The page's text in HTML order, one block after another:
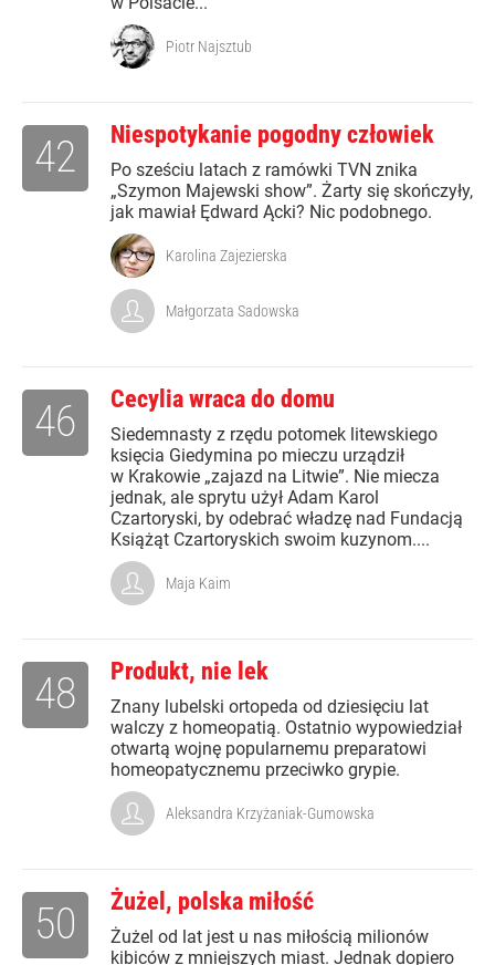
Piotr Najsztub
Niespotykanie pogodny człowiek
Po sześciu latach z ramówki TVN znika
„Szymon Majewski show”. Żarty się skończyły,
jak mawiał Ędward Ącki? Nic podobnego.
42
Karolina Zajezierska
Małgorzata Sadowska
Cecylia wraca do domu
Siedemnasty z rzędu potomek litewskiego
księcia Giedymina po mieczu urządził
w Krakowie „zajazd na Litwie”. Nie miecza
jednak, ale sprytu użył Adam Karol
Czartoryski, by odebrać władzę nad Fundacją
Książąt Czartoryskich swoim kuzynom....
46
Maja Kaim
Produkt, nie lek
Znany lubelski ortopeda od dziesięciu lat
walczy z homeopatią. Ostatnio wypowiedział
otwartą wojnę popularnemu preparatowi
homeopatycznemu przeciwko grypie.
48
Aleksandra Krzyżaniak-Gumowska
Żużel, polska miłość
Żużel od lat jest u nas miłością milionów
kibiców z mniejszych miast. Jednak dopiero
50